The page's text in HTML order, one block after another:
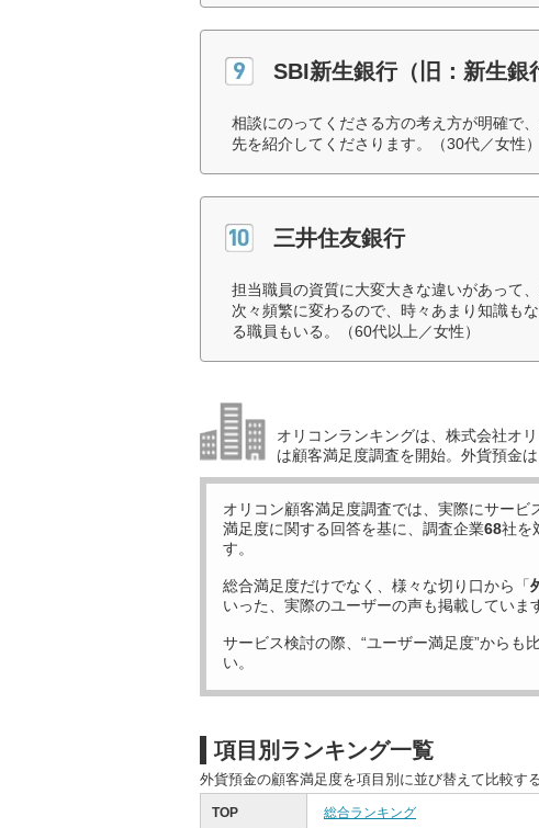
SBI新生銀行（旧：新生銀
相談にのってくださる方の考え方が明確で
先を紹介してくださります。（30代／女性）
三井住友銀行
担当職員の資質に大変大きな違いがあって
次々頻繁に変わるので、時々あまり知識も
る職員もいる。（60代以上／女性）
オリコンランキングは、株式会社オ
は顧客満足度調査を開始。外貨預金
オリコン顧客満足度調査では、実際にサービ
満足度に関する回答を基に、調査企業68社を
す。
総合満足度だけでなく、様々な切り口から「
いった、実際のユーザーの声も掲載していま
サービス検討の際、“ユーザー満足度”からも
い。
項目別ランキング一覧
外貨預金の顧客満足度を項目別に並び替えて比較す
TOP 総合ランキング